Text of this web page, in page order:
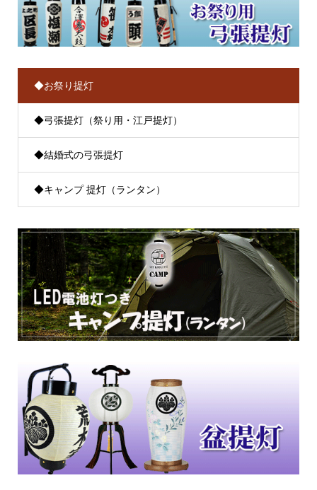
◆お祭り提灯
◆弓張提灯（祭り用・江戸提灯）
◆結婚式の弓張提灯
◆キャンプ 提灯（ランタン）